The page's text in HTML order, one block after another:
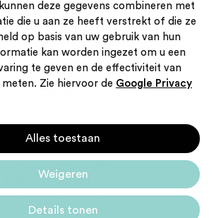
deze gegevens combineren met
die u aan ze heeft verstrekt of die ze
op basis van uw gebruik van hun
kan worden ingezet om u een
te geven en de effectiviteit van
Zie hiervoor de Google Privacy
Alles toestaan
Weigeren
Details tonen
Inschrijven nieuwsbrief
Inloggen
Contact
Privacy statement
Startpunt voor jouw
carrière